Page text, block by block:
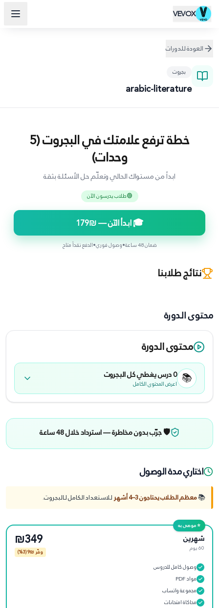
VEVOX
العودة للدورات
بجروت
arabic-literature
خطة ترفع علامتك في البجروت (5
وحدات)
ابدأ من مستواك الحالي وتعلّم حل الأسئلة بثقة
🟢طلاب يدرسون الآن
🎓 ابدأ الآن —₪179
ضمان 48 ساعة •وصول فوري•الدفع نقداً متاح
نتائج طلابنا
محتوى الدورة
محتوى الدورة
📚
0درس يغطي كلالبجروت
اعرض المحتوى الكامل
🛡️ جرّب بدون مخاطرة — استرداد خلال 48 ساعة
اختاري مدة الوصول
📚معظم الطلاب يحتاجون 3–4 أشهر للاستعداد الكامل لـالبجروت.
⭐ موصى به
شهرين
60 يوم ₪349
وفّر ₪9
(3%)
وصول كامل للدروس
مواد PDF
مجموعة واتساب
محاكاة امتحانات